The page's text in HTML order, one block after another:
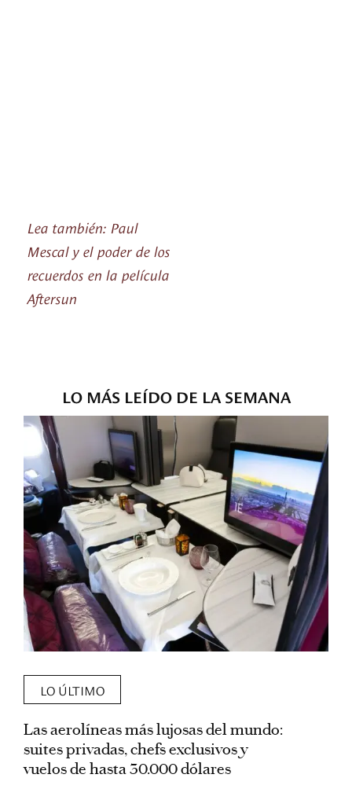
Lea también: Paul
Mescal y el poder de los
recuerdos en la película
Aftersun
LO MÁS LEÍDO DE LA SEMANA
LO ÚLTIMO
Las aerolíneas más lujosas del mundo:
suites privadas, chefs exclusivos y
vuelos de hasta 30.000 dólares